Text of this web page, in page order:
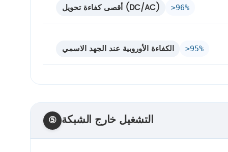
أقصى كفاءة تحويل (DC/AC) >96%
الكفاءة الأوروبية عند الجهد الاسمي >95%
⑤ التشغيل خارج الشبكة